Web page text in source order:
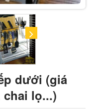
dưới (giá
lọ...)